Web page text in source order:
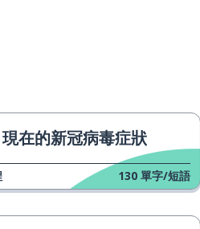
現在的新冠病毒症狀
130 單字/短語